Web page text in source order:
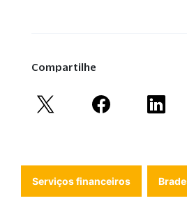
Compartilhe
Serviços financeiros